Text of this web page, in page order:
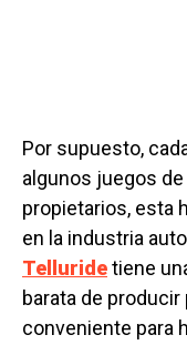
Por supuesto,
algunos juegos
propietarios, esta
en la industria
Telluridetiene
barata de
conveniente para